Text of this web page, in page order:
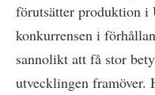
förutsätter produktion
konkurrensen i
sannolikt att få stor
utvecklingen framöver.